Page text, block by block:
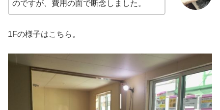
のですが、費用の面で断念しました。
1Fの様子はこちら。